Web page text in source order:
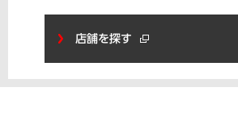
店舗を探す